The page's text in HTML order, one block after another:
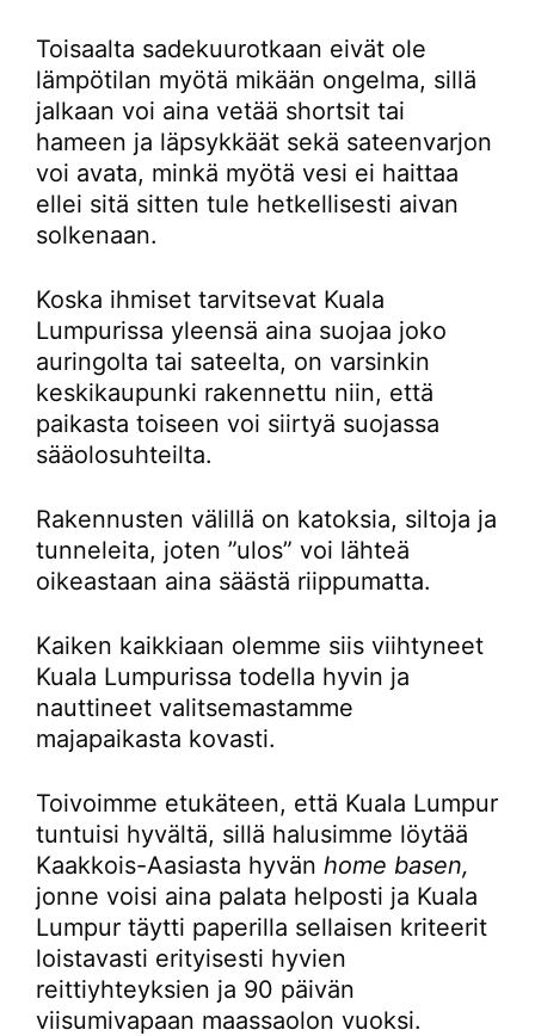
Toisaalta sadekuurotkaan eivät ole
lämpötilan myötä mikään ongelma, sillä
jalkaan voi aina vetää shortsit tai
hameen ja läpsykkäät sekä sateenvarjon
voi avata, minkä myötä vesi ei haittaa
ellei sitä sitten tule hetkellisesti aivan
solkenaan.
Koska ihmiset tarvitsevat Kuala
Lumpurissa yleensä aina suojaa joko
auringolta tai sateelta, on varsinkin
keskikaupunki rakennettu niin, että
paikasta toiseen voi siirtyä suojassa
sääolosuhteilta.
Rakennusten välillä on katoksia, siltoja ja
tunneleita, joten ”ulos” voi lähteä
oikeastaan aina säästä riippumatta.
Kaiken kaikkiaan olemme siis viihtyneet
Kuala Lumpurissa todella hyvin ja
nauttineet valitsemastamme
majapaikasta kovasti.
Toivoimme etukäteen, että Kuala Lumpur
tuntuisi hyvältä, sillä halusimme löytää
Kaakkois-Aasiasta hyvän home basen,
jonne voisi aina palata helposti ja Kuala
Lumpur täytti paperilla sellaisen kriteerit
loistavasti erityisesti hyvien
reittiyhteyksien ja 90 päivän
viisumivapaan maassaolon vuoksi.